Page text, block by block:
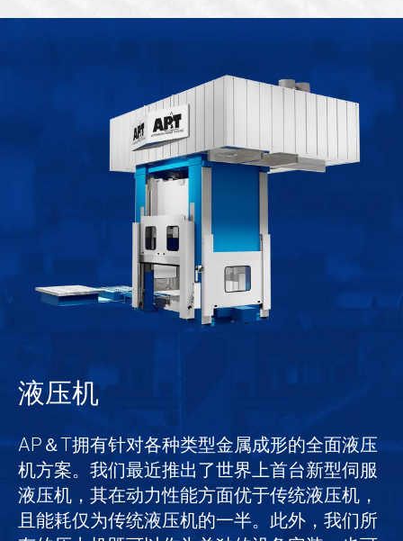
液压机
AP＆T拥有针对各种类型金属成形的全面液压
机方案。我们最近推出了世界上首台新型伺服
液压机，其在动力性能方面优于传统液压机，
且能耗仅为传统液压机的一半。此外，我们所